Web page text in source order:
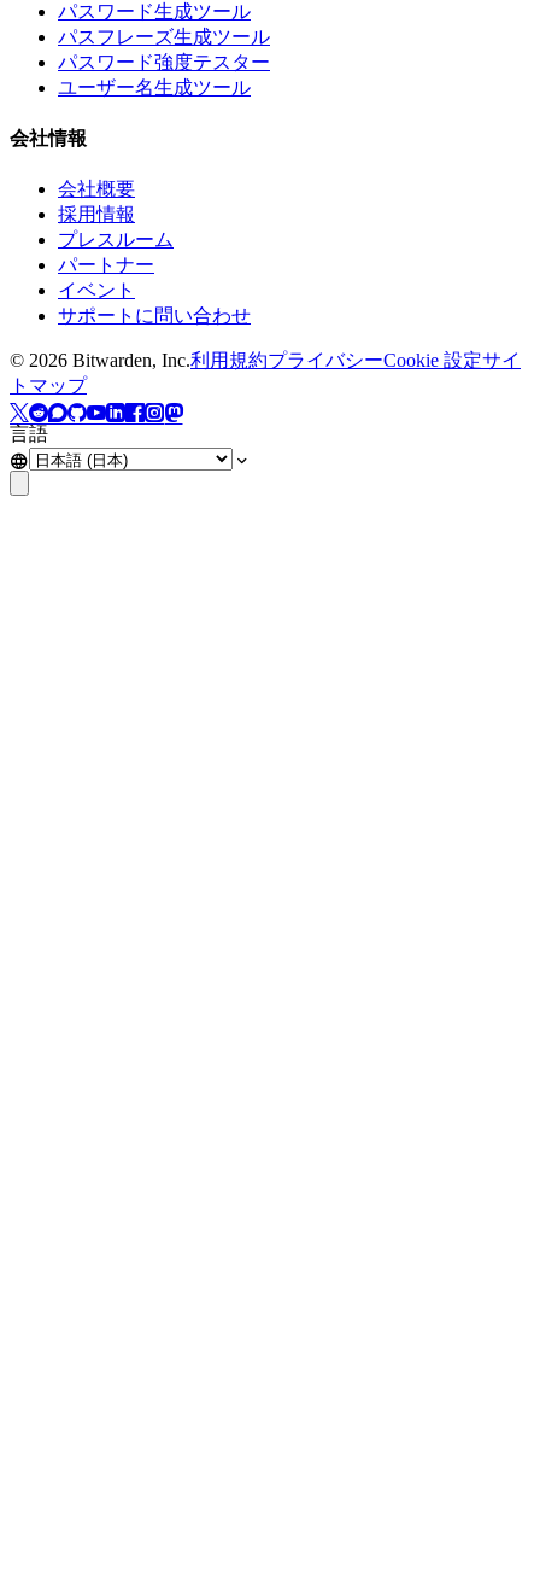
パスワード生成ツール
パスフレーズ生成ツール
パスワード強度テスター
ユーザー名生成ツール
会社情報
会社概要
採用情報
プレスルーム
パートナー
イベント
サポートに問い合わせ
© 2026 Bitwarden, Inc.利用規約プライバシーCookie 設定サイ
トマップ
言語